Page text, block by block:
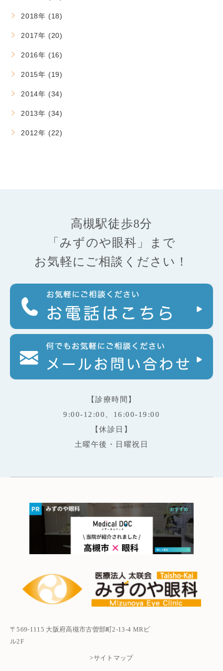
2018年 (18)
2017年 (20)
2016年 (16)
2015年 (19)
2014年 (34)
2013年 (34)
2012年 (22)
高槻駅徒歩8分
「みずのや眼科」まで
お気軽にご相談ください！
【診療時間】
9:00-12:00、16:00-19:00
【休診日】
土曜午後・日曜祝日
〒569-1115 大阪府高槻市古曽部町2-13-4 MRビ
ル2F
>サイトマップ